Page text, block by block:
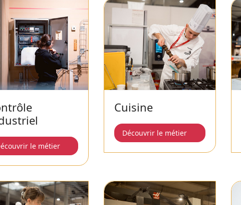
le métier
Cuisine
Découvrir le métier